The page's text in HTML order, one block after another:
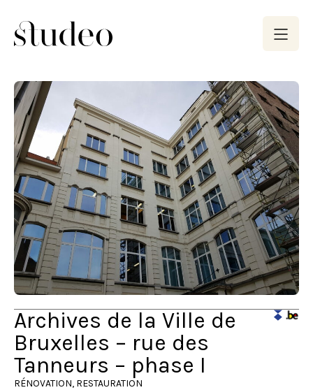
Archives de la Ville de
Bruxelles – rue des
Tanneurs – phase I
RÉNOVATION, RESTAURATION